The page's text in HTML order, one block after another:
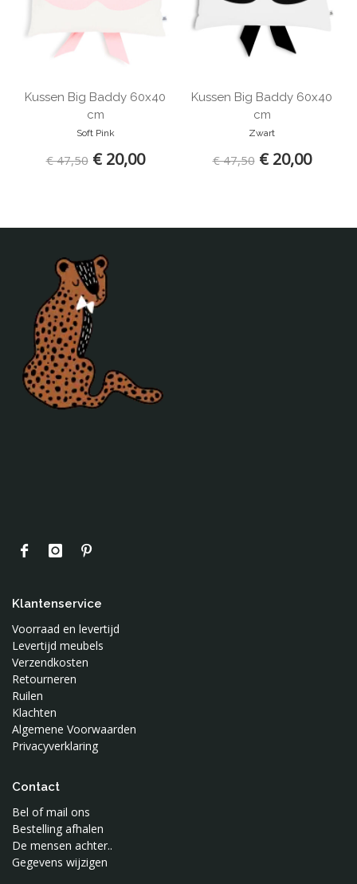
Lost and Found
Ma-Ciel
Nobodinoz
Noodoll
Notoys
Oker en Mos
Ontwerpstudio 365
OYOY
Petit Monkey
Present Time
Studio Snowpuppe
Swaddle Me
Toffe Stoffen
Tureluur Kids
Vimba
Wee Gallery
Wild and Soft
Woood
Kussen Big Baddy 60x40
cm
Zwart
€ 47,50€ 20,00
Kussen Big Baddy 60x40
cm
Soft Pink
€ 47,50€ 20,00
Klantenservice
Voorraad en levertijd
Levertijd meubels
Verzendkosten
Retourneren
Ruilen
Klachten
Algemene Voorwaarden
Privacyverklaring
Contact
Bel of mail ons
Bestelling afhalen
De mensen achter..
Gegevens wijzigen